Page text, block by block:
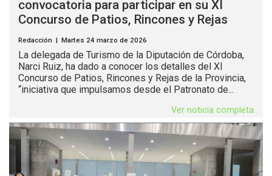
convocatoria para participar en su XI
Concurso de Patios, Rincones y Rejas
Redacción | Martes 24 marzo de 2026
La delegada de Turismo de la Diputación de Córdoba,
Narci Ruiz, ha dado a conocer los detalles del XI
Concurso de Patios, Rincones y Rejas de la Provincia,
“iniciativa que impulsamos desde el Patronato de...
Ver noticia completa